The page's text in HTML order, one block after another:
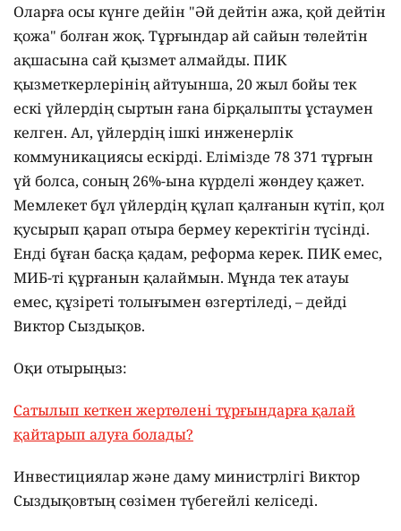
Оларға осы күнге дейін "Әй дейтін ажа, қой дейтін
қожа" болған жоқ. Тұрғындар ай сайын төлейтін
ақшасына сай қызмет алмайды. ПИК
қызметкерлерінің айтуынша, 20 жыл бойы тек
ескі үйлердің сыртын ғана бірқалыпты ұстаумен
келген. Ал, үйлердің ішкі инженерлік
коммуникациясы ескірді. Елімізде 78 371 тұрғын
үй болса, соның 26%-ына күрделі жөндеу қажет.
Мемлекет бұл үйлердің құлап қалғанын күтіп, қол
қусырып қарап отыра бермеу керектігін түсінді.
Енді бұған басқа қадам, реформа керек. ПИК емес,
МИБ-ті құрғанын қалаймын. Мұнда тек атауы
емес, құзіреті толығымен өзгертіледі, – дейді
Виктор Сыздықов.
Оқи отырыңыз:
Сатылып кеткен жертөлені тұрғындарға қалай
қайтарып алуға болады?
Инвестициялар және даму министрлігі Виктор
Сыздықовтың сөзімен түбегейлі келіседі.